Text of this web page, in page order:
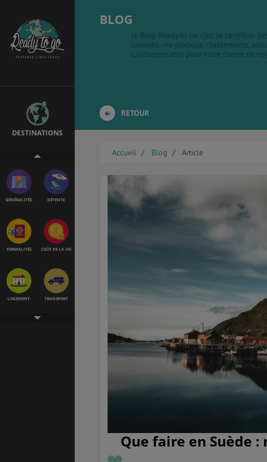
DESTINATIONS
EMPLOIS &
STAGES
BONS PLANS
GÉNÉRALITÉS DÉTENTE
FORMALITÉS COÛT DE LA VIE
LOGEMENT TRANSPORT
BLOG
le Blog Ready to Go c'est le carrefour
conseils, vie pratique, classements,
L'indispensable pour votre carnet de
RETOUR
Accueil Blog Article
Que faire en Suède